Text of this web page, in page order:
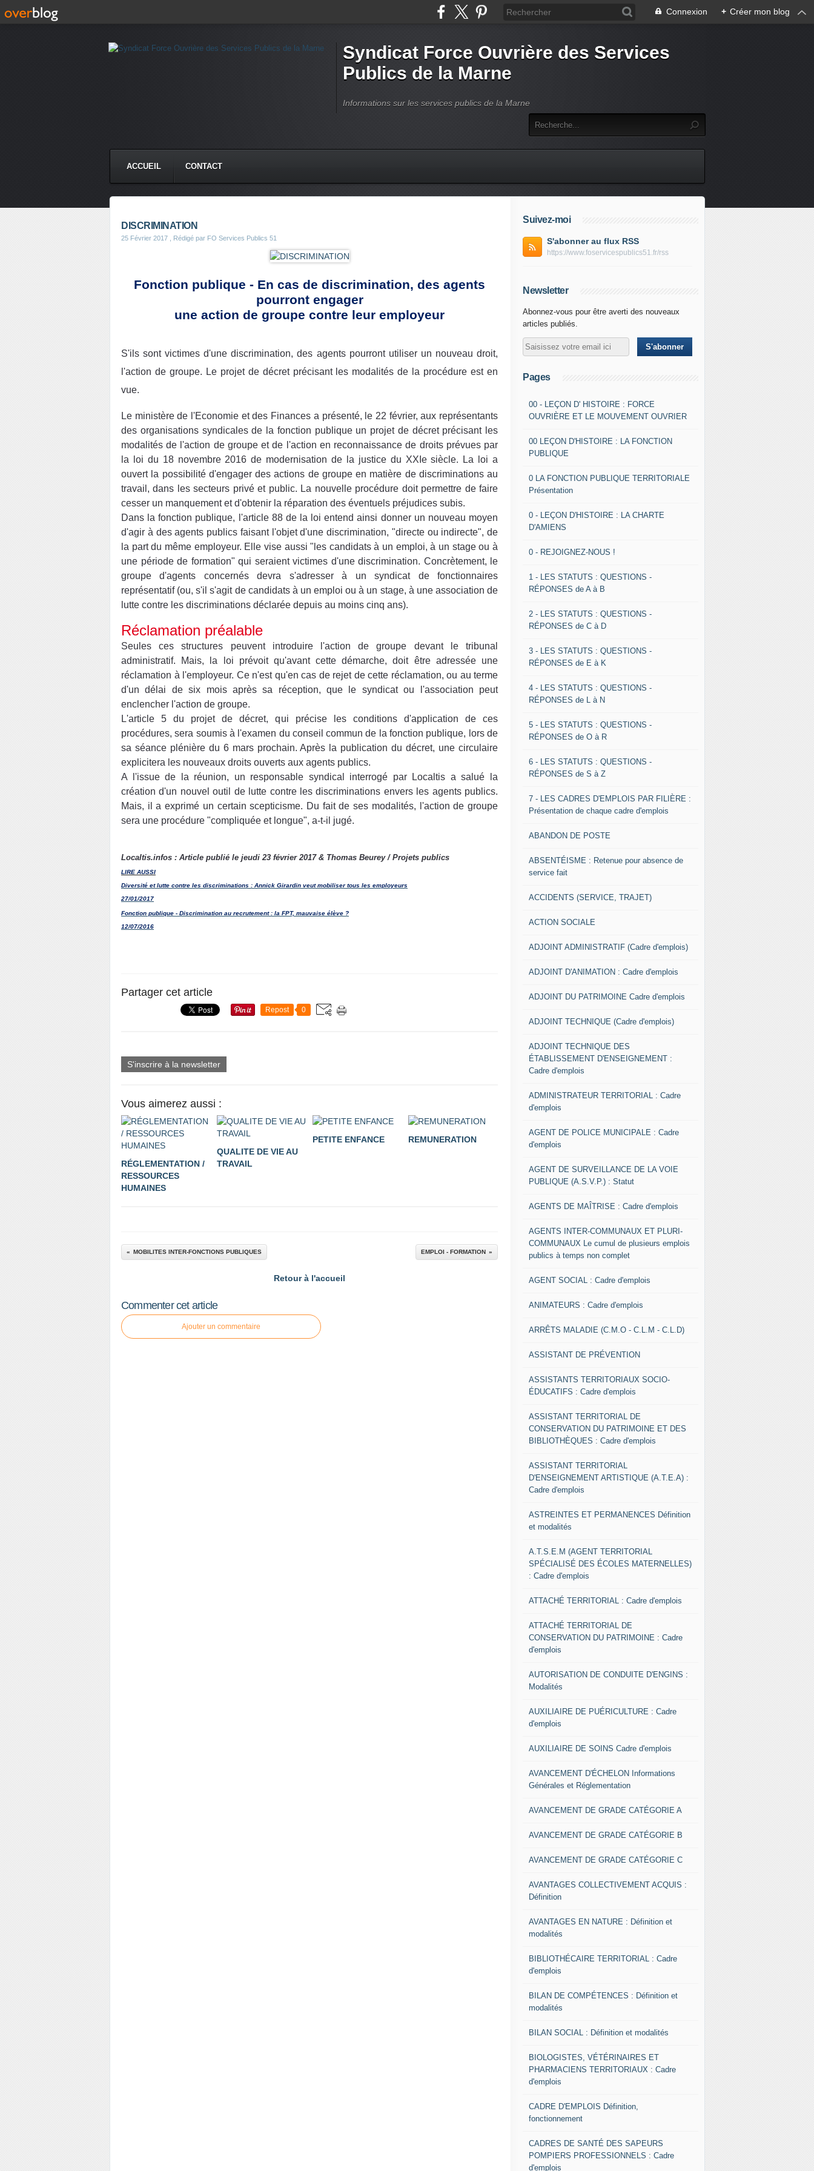
Connexion + Créer mon blog
Syndicat Force Ouvrière des Services
Publics de la Marne
Informations sur les services publics de la Marne
ACCUEIL CONTACT
DISCRIMINATION
25 Février 2017 , Rédigé par FO Services Publics 51
Fonction publique - En cas de discrimination, des agents
pourront engager
une action de groupe contre leur employeur
S'ils sont victimes d'une discrimination, des agents pourront utiliser un nouveau droit,
l'action de groupe. Le projet de décret précisant les modalités de la procédure est en
vue.
Le ministère de l'Economie et des Finances a présenté, le 22 février, aux représentants
des organisations syndicales de la fonction publique un projet de décret précisant les
modalités de l'action de groupe et de l'action en reconnaissance de droits prévues par
la loi du 18 novembre 2016 de modernisation de la justice du XXIe siècle. La loi a
ouvert la possibilité d'engager des actions de groupe en matière de discriminations au
travail, dans les secteurs privé et public. La nouvelle procédure doit permettre de faire
cesser un manquement et d'obtenir la réparation des éventuels préjudices subis.
Dans la fonction publique, l'article 88 de la loi entend ainsi donner un nouveau moyen
d'agir à des agents publics faisant l'objet d'une discrimination, "directe ou indirecte", de
la part du même employeur. Elle vise aussi "les candidats à un emploi, à un stage ou à
une période de formation" qui seraient victimes d'une discrimination. Concrètement, le
groupe d'agents concernés devra s'adresser à un syndicat de fonctionnaires
représentatif (ou, s'il s'agit de candidats à un emploi ou à un stage, à une association de
lutte contre les discriminations déclarée depuis au moins cinq ans).
Réclamation préalable
Seules ces structures peuvent introduire l'action de groupe devant le tribunal
administratif. Mais, la loi prévoit qu'avant cette démarche, doit être adressée une
réclamation à l'employeur. Ce n'est qu'en cas de rejet de cette réclamation, ou au terme
d'un délai de six mois après sa réception, que le syndicat ou l'association peut
enclencher l'action de groupe.
L'article 5 du projet de décret, qui précise les conditions d'application de ces
procédures, sera soumis à l'examen du conseil commun de la fonction publique, lors de
sa séance plénière du 6 mars prochain. Après la publication du décret, une circulaire
explicitera les nouveaux droits ouverts aux agents publics.
A l'issue de la réunion, un responsable syndical interrogé par Localtis a salué la
création d'un nouvel outil de lutte contre les discriminations envers les agents publics.
Mais, il a exprimé un certain scepticisme. Du fait de ses modalités, l'action de groupe
sera une procédure "compliquée et longue", a-t-il jugé.
Localtis.infos : Article publié le jeudi 23 février 2017 & Thomas Beurey / Projets publics
LIRE AUSSI
Diversité et lutte contre les discriminations : Annick Girardin veut mobiliser tous les employeurs
27/01/2017
Fonction publique - Discrimination au recrutement : la FPT, mauvaise élève ?
12/07/2016
Partager cet article
Repost 0
S'inscrire à la newsletter
Vous aimerez aussi :
RÉGLEMENTATION /
RESSOURCES
HUMAINES
QUALITE DE VIE AU
TRAVAIL
PETITE ENFANCE REMUNERATION
MOBILITES INTER-FONCTIONS PUBLIQUES EMPLOI - FORMATION
Retour à l'accueil
Commenter cet article
Ajouter un commentaire
Suivez-moi
S'abonner au flux RSS
https://www.foservicespublics51.fr/rss
Newsletter
Abonnez-vous pour être averti des nouveaux
articles publiés.
Pages
00 - LEÇON D' HISTOIRE : FORCE
OUVRIÈRE ET LE MOUVEMENT OUVRIER
00 LEÇON D'HISTOIRE : LA FONCTION
PUBLIQUE
0 LA FONCTION PUBLIQUE TERRITORIALE
Présentation
0 - LEÇON D'HISTOIRE : LA CHARTE
D'AMIENS
0 - REJOIGNEZ-NOUS !
1 - LES STATUTS : QUESTIONS -
RÉPONSES de A à B
2 - LES STATUTS : QUESTIONS -
RÉPONSES de C à D
3 - LES STATUTS : QUESTIONS -
RÉPONSES de E à K
4 - LES STATUTS : QUESTIONS -
RÉPONSES de L à N
5 - LES STATUTS : QUESTIONS -
RÉPONSES de O à R
6 - LES STATUTS : QUESTIONS -
RÉPONSES de S à Z
7 - LES CADRES D'EMPLOIS PAR FILIÈRE :
Présentation de chaque cadre d'emplois
ABANDON DE POSTE
ABSENTÉISME : Retenue pour absence de
service fait
ACCIDENTS (SERVICE, TRAJET)
ACTION SOCIALE
ADJOINT ADMINISTRATIF (Cadre d'emplois)
ADJOINT D'ANIMATION : Cadre d'emplois
ADJOINT DU PATRIMOINE Cadre d'emplois
ADJOINT TECHNIQUE (Cadre d'emplois)
ADJOINT TECHNIQUE DES
ÉTABLISSEMENT D'ENSEIGNEMENT :
Cadre d'emplois
ADMINISTRATEUR TERRITORIAL : Cadre
d'emplois
AGENT DE POLICE MUNICIPALE : Cadre
d'emplois
AGENT DE SURVEILLANCE DE LA VOIE
PUBLIQUE (A.S.V.P.) : Statut
AGENTS DE MAÎTRISE : Cadre d'emplois
AGENTS INTER-COMMUNAUX ET PLURI-
COMMUNAUX Le cumul de plusieurs emplois
publics à temps non complet
AGENT SOCIAL : Cadre d'emplois
ANIMATEURS : Cadre d'emplois
ARRÊTS MALADIE (C.M.O - C.L.M - C.L.D)
ASSISTANT DE PRÉVENTION
ASSISTANTS TERRITORIAUX SOCIO-
ÉDUCATIFS : Cadre d'emplois
ASSISTANT TERRITORIAL DE
CONSERVATION DU PATRIMOINE ET DES
BIBLIOTHÈQUES : Cadre d'emplois
ASSISTANT TERRITORIAL
D'ENSEIGNEMENT ARTISTIQUE (A.T.E.A) :
Cadre d'emplois
ASTREINTES ET PERMANENCES Définition
et modalités
A.T.S.E.M (AGENT TERRITORIAL
SPÉCIALISÉ DES ÉCOLES MATERNELLES)
: Cadre d'emplois
ATTACHÉ TERRITORIAL : Cadre d'emplois
ATTACHÉ TERRITORIAL DE
CONSERVATION DU PATRIMOINE : Cadre
d'emplois
AUTORISATION DE CONDUITE D'ENGINS :
Modalités
AUXILIAIRE DE PUÉRICULTURE : Cadre
d'emplois
AUXILIAIRE DE SOINS Cadre d'emplois
AVANCEMENT D'ÉCHELON Informations
Générales et Réglementation
AVANCEMENT DE GRADE CATÉGORIE A
AVANCEMENT DE GRADE CATÉGORIE B
AVANCEMENT DE GRADE CATÉGORIE C
AVANTAGES COLLECTIVEMENT ACQUIS :
Définition
AVANTAGES EN NATURE : Définition et
modalités
BIBLIOTHÉCAIRE TERRITORIAL : Cadre
d'emplois
BILAN DE COMPÉTENCES : Définition et
modalités
BILAN SOCIAL : Définition et modalités
BIOLOGISTES, VÉTÉRINAIRES ET
PHARMACIENS TERRITORIAUX : Cadre
d'emplois
CADRE D'EMPLOIS Définition,
fonctionnement
CADRES DE SANTÉ DES SAPEURS
POMPIERS PROFESSIONNELS : Cadre
d'emplois